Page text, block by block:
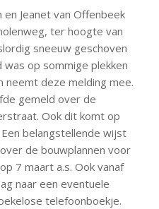
en Jeanet van Offenbeek
ter hoogte van
sneeuw geschoven
op sommige plekken
neemt deze melding mee.
gemeld over de
Ook dit komt op
belangstellende wijst
de bouwplannen voor
7 maart a.s. Ook vanaf
naar een eventuele
telefoonboekje.